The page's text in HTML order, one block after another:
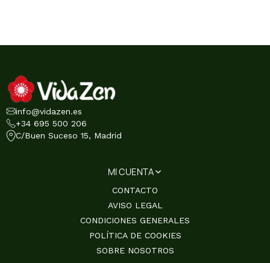
info@vidazen.es
+34 695 500 206
C/Buen Suceso 15, Madrid
MI CUENTA
CONTACTO
AVISO LEGAL
CONDICIONES GENERALES
POLÍTICA DE COOKIES
SOBRE NOSOTROS